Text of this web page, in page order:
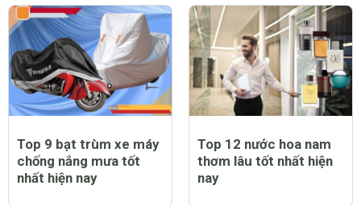
và lưu ý dành cho cha
mẹ
đầy bất ngờ